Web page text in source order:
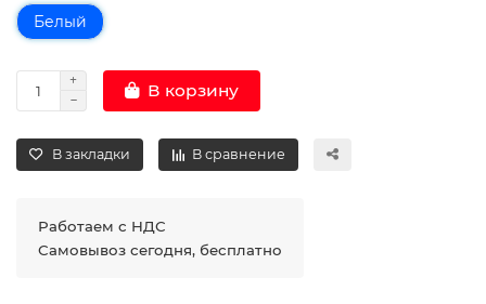
Белый
В корзину
В закладки В сравнение
Работаем с НДС
Самовывоз сегодня, бесплатно